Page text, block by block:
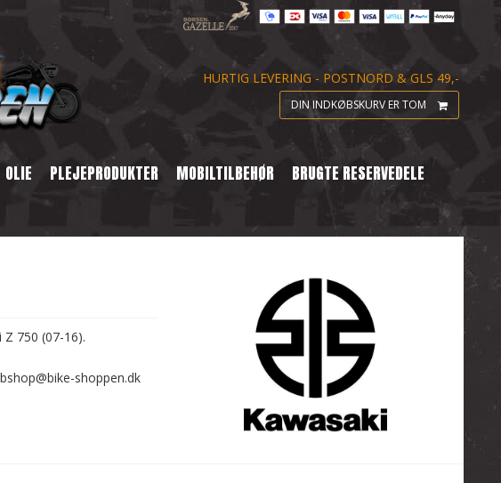
HURTIG LEVERING - POSTNORD & GLS 49,-
DIN INDKØBSKURV ER TOM
OLIE PLEJEPRODUKTER MOBILTILBEHØR
BRUGTE RESERVEDELE
750 (07-16).
shoppen.dk